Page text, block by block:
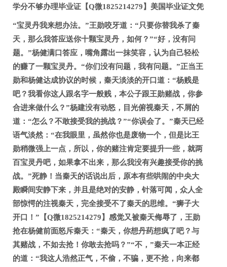
学分不够办理毕业证【Q微1825214279】美国毕业证文凭
“宝灵丹我来想办法。”王勋咬牙道：“只要你替我杀了秦
天，那么我答应送你十颗宝灵丹，如何？”“好，没有问
题。”杨健满口答应，嘴角露出一抹笑容，认为自己轻松
的赚了一颗宝灵丹。“你们没有问题，我有问题。”正当王
勋和杨健达成协议的时候，秦天淡淡的开口道：“杨贱是
吧？我看你这人跟名字一般贱，本公子跟王勋赌战，你参
合进来做什么？”杨建没有动怒，目光俯视秦天，不屑的
道：“怎么？不敢接受我的挑战？”“你误会了。”秦天已经
语气淡然：“在我眼里，虽然你也是废物一个，但是比王
勋稍微强上一点，所以，你的赌注肯定要提升一些，就两
百宝灵丹吧，如果拿不出来，那么我没有兴趣接受你的挑
战。”死静！当秦天的话说出后，原本有些哄闹的中央大
殿瞬间安静下来，并且是绝对的安静，针落可闻，众人全
部惊愕的注视秦天，完全接受不了秦天的思维。“狮子大
开口！”【Q微1825214279】感觉又被秦天侮辱了，王勋
抢在杨健前面怒斥秦天：“秦天，你想丹药想疯了吧？与
其赌战，不如去抢！你敢去抢吗？”“不，”秦天一本正经
的道：“我这人浩然正气，不偷，不骗，更不抢，向来都